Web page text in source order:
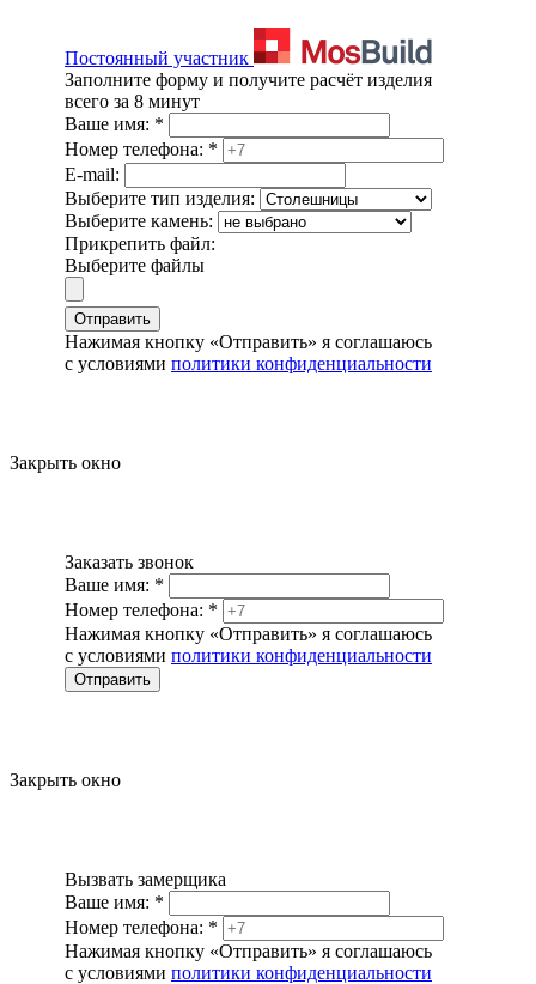
Постоянный участник
Заполните форму и получите расчёт изделия
всего за 8 минут
Ваше имя: *
Номер телефона: *
E-mail:
Выберите тип изделия:
Выберите камень:
Прикрепить файл:
Выберите файлы
Отправить
Нажимая кнопку «Отправить» я соглашаюсь
с условиями политики конфиденциальности
Закрыть окно
Заказать звонок
Ваше имя: *
Номер телефона: *
Нажимая кнопку «Отправить» я соглашаюсь
с условиями политики конфиденциальности
Отправить
Закрыть окно
Вызвать замерщика
Ваше имя: *
Номер телефона: *
Нажимая кнопку «Отправить» я соглашаюсь
с условиями политики конфиденциальности